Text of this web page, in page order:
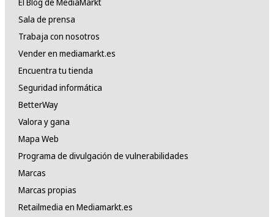
Sala de prensa
Trabaja con nosotros
Vender en mediamarkt.es
Encuentra tu tienda
Seguridad informática
BetterWay
Valora y gana
Mapa Web
Programa de divulgación de vulnerabilidades
Marcas
Marcas propias
Retailmedia en Mediamarkt.es